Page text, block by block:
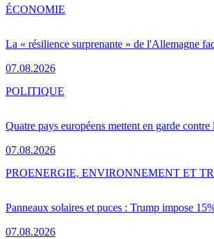
La « résilience surprenante » de l'Allemagne
07.08.2026
ÉCONOMIE
Quatre pays européens mettent en garde
07.08.2026
POLITIQUE
Panneaux solaires et puces : Trump impose
07.08.2026
PROENERGIE, ENVIRONNEMENT ET